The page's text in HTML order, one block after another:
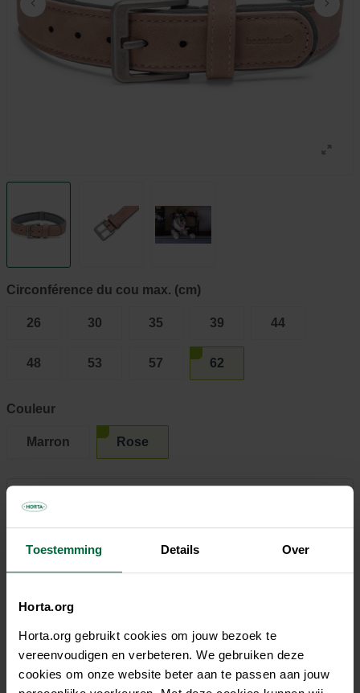
Toestemming Details Over
Horta.org
Horta.org gebruikt cookies om jouw bezoek te
vereenvoudigen en verbeteren. We gebruiken deze
cookies om onze website beter aan te passen aan jouw
Circonférence du cou max. (cm)
26 30 35 39 44
48 53 57 62
Couleur
Marron Rose
14,45 €
Tous les magasins n'ont pas la même gamme
Description